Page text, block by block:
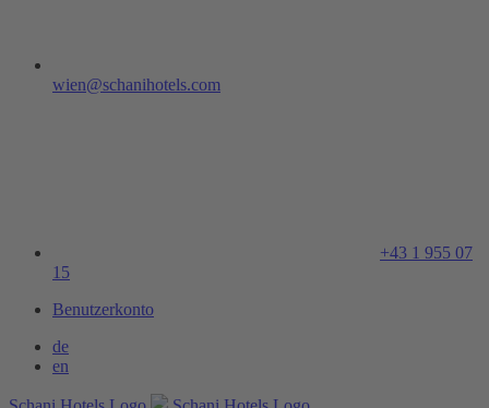
wien@schanihotels.com
+43 1 955 07
15
Benutzerkonto
de
en